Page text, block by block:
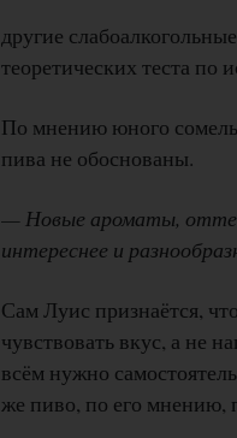
другие
теоретических теста по
По мнению юного
пива не обоснованы.
— Новые ароматы,
интереснее и
Сам Луис признаётся,
чувствовать вкус, а не
всём нужно
же пиво, по его мнению,